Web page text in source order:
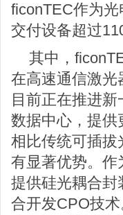
ficonTEC作为
交付设备超过
其中，
在高速通信激光
目前正在推进
数据中心，提供
相比传统可插拔
有显著优势。作
提供硅光耦合封
合开发CPO技